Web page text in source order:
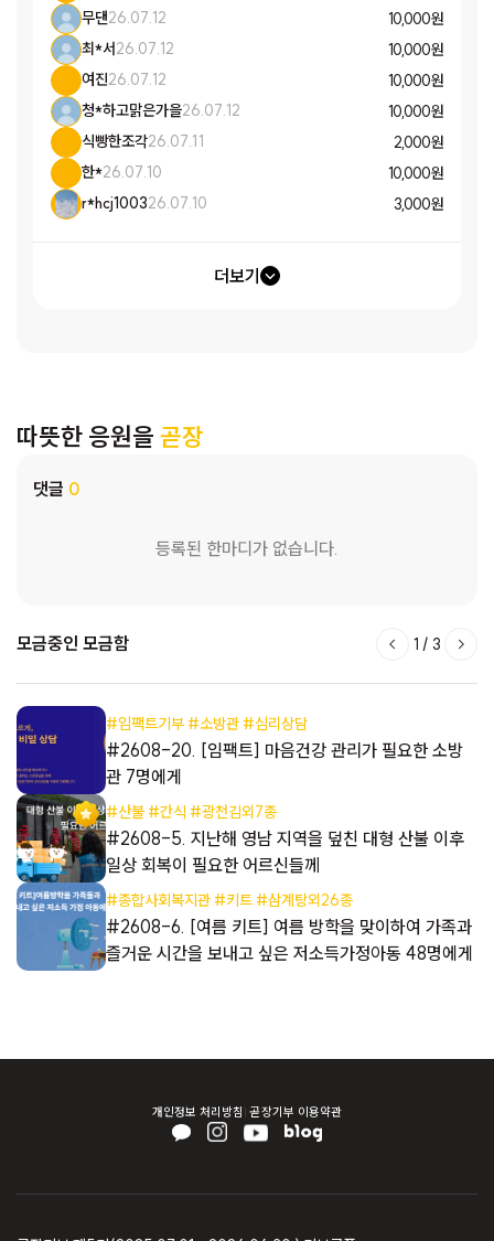
무댄26.07.12
10,000 원
최*서26.07.12
10,000 원
여진26.07.12
10,000 원
청*하고맑은가을26.07.12
10,000 원
식빵한조각26.07.11
2,000 원
한*26.07.10
10,000 원
r*hcj100326.07.10 3,000 원
더보기
따뜻한 응원을 곧장
댓글 0
등록된 한마디가 없습니다.
모금중인 모금함 1 / 3
#임팩트기부 #소방관 #심리상담
#2608-20. [임팩트] 마음건강 관리가 필요한 소방
관 7명에게
#산불 #간식 #광천김외7종
#2608-5. 지난해 영남 지역을 덮친 대형 산불 이후
일상 회복이 필요한 어르신들께
#종합사회복지관 #키트 #삼계탕외26종
#2608-6. [여름 키트] 여름 방학을 맞이하여 가족과
즐거운 시간을 보내고 싶은 저소득가정아동 48명에게
개인정보 처리방침 곧장기부 이용약관